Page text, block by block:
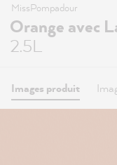
MissPompadour
Orange avec
2.5L
Images produit